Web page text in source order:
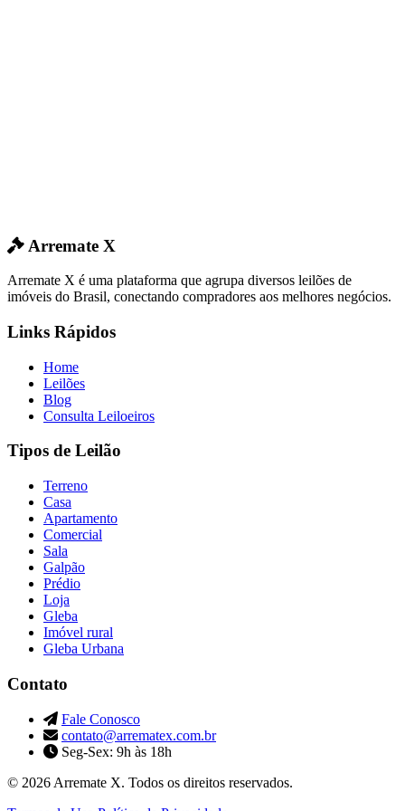
Arremate X
Arremate X é uma plataforma que agrupa diversos leilões de
imóveis do Brasil, conectando compradores aos melhores negócios.
Links Rápidos
Home
Leilões
Blog
Consulta Leiloeiros
Tipos de Leilão
Terreno
Casa
Apartamento
Comercial
Sala
Galpão
Prédio
Loja
Gleba
Imóvel rural
Gleba Urbana
Contato
Fale Conosco
contato@arrematex.com.br
Seg-Sex: 9h às 18h
© 2026 Arremate X. Todos os direitos reservados.